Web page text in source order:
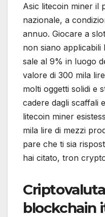
Asic litecoin miner il
nazionale, a
annuo. Giocare a
non siano applicabili
sale al 9% in luogo
valore di 300 mila
molti oggetti solidi e
cadere dagli scaffali
litecoin miner
mila lire di mezzi
pare che ti sia
hai citato, tron
blockchain